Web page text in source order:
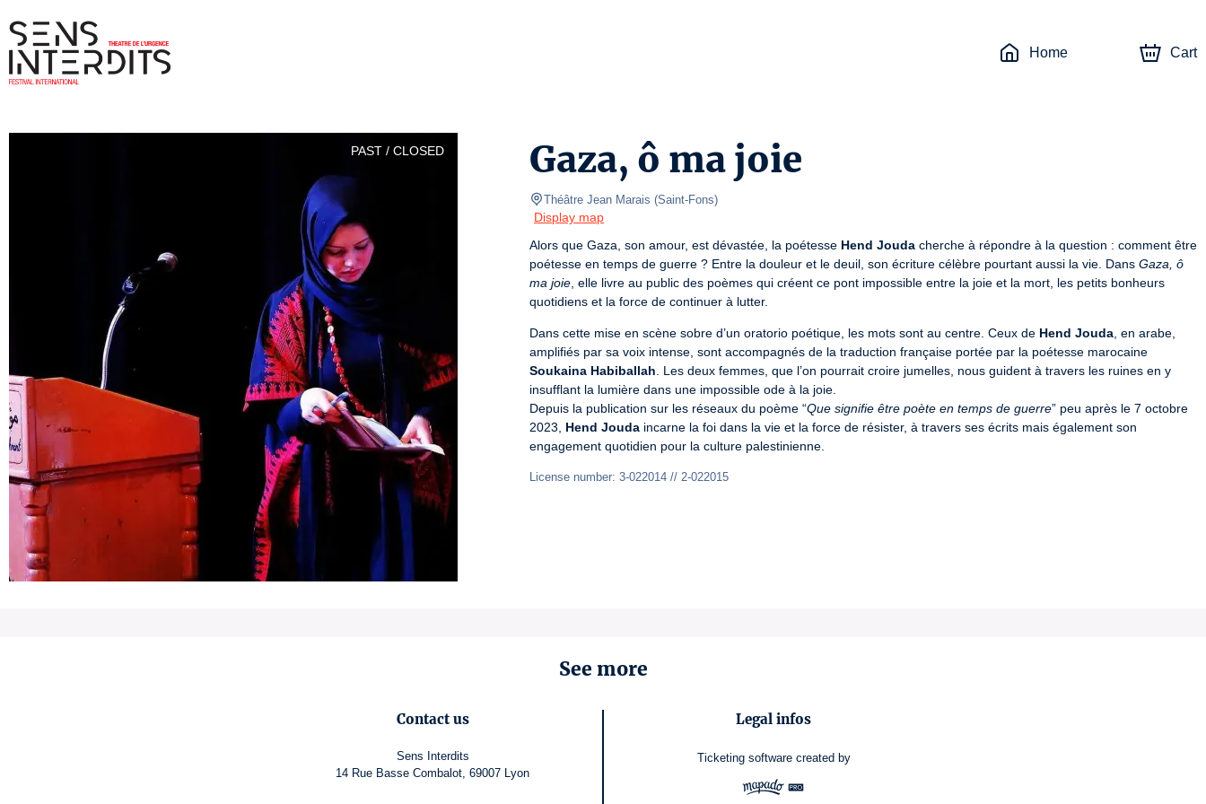
Home Cart
PAST / CLOSED Gaza, ô ma joie
Théâtre Jean Marais (Saint-Fons)
Display map
Alors que Gaza, son amour, est dévastée, la poétesse Hend Jouda cherche à répondre à la question : comment être
poétesse en temps de guerre ? Entre la douleur et le deuil, son écriture célèbre pourtant aussi la vie. Dans Gaza, ô
ma joie , elle livre au public des poèmes qui créent ce pont impossible entre la joie et la mort, les petits bonheurs
quotidiens et la force de continuer à lutter.
Dans cette mise en scène sobre d’un oratorio poétique, les mots sont au centre. Ceux de Hend Jouda , en arabe,
Soukaina Habiballah . Les deux femmes, que l’on pourrait croire jumelles, nous guident à travers les ruines en y
insufflant la lumière dans une impossible ode à la joie.
Depuis la publication sur les réseaux du poème “Que signifie être poète en temps de guerre” peu après le 7 octobre
2023, Hend Jouda incarne la foi dans la vie et la force de résister, à travers ses écrits mais également son
engagement quotidien pour la culture palestinienne.
License number: 3-022014 // 2-022015
See more
Contact us
Sens Interdits
14 Rue Basse Combalot, 69007 Lyon
Legal infos
Ticketing software created by